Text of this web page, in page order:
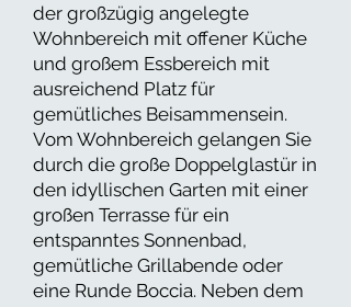
der großzügig angelegte
Wohnbereich mit offener Küche
und großem Essbereich mit
ausreichend Platz für
gemütliches Beisammensein.
Vom Wohnbereich gelangen Sie
durch die große Doppelglastür in
den idyllischen Garten mit einer
großen Terrasse für ein
entspanntes Sonnenbad,
gemütliche Grillabende oder
eine Runde Boccia. Neben dem